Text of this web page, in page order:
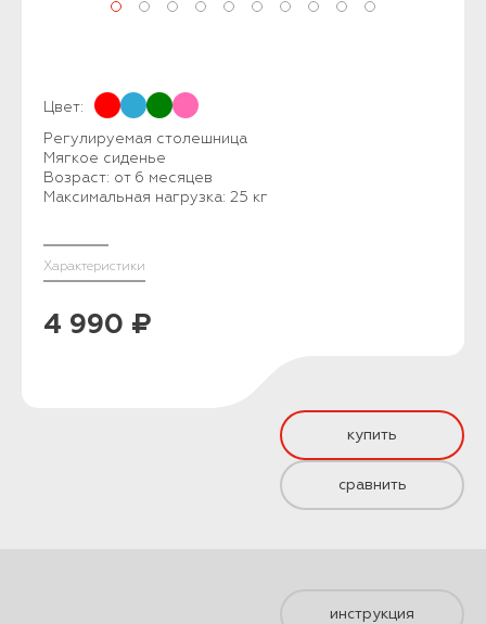
Цвет:
Регулируемая столешница
Мягкое сиденье
Возраст: от 6 месяцев
Максимальная нагрузка: 25 кг
Характеристики
4 990 ₽
купить
сравнить
инструкция